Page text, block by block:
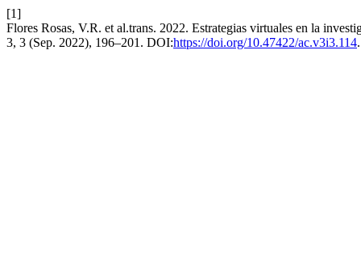
[1]
Flores Rosas, V.R. et al.trans. 2022. Estrategias virtuales en la
3, 3 (Sep. 2022), 196–201. DOI:https://doi.org/10.47422/ac.v3i3.114.